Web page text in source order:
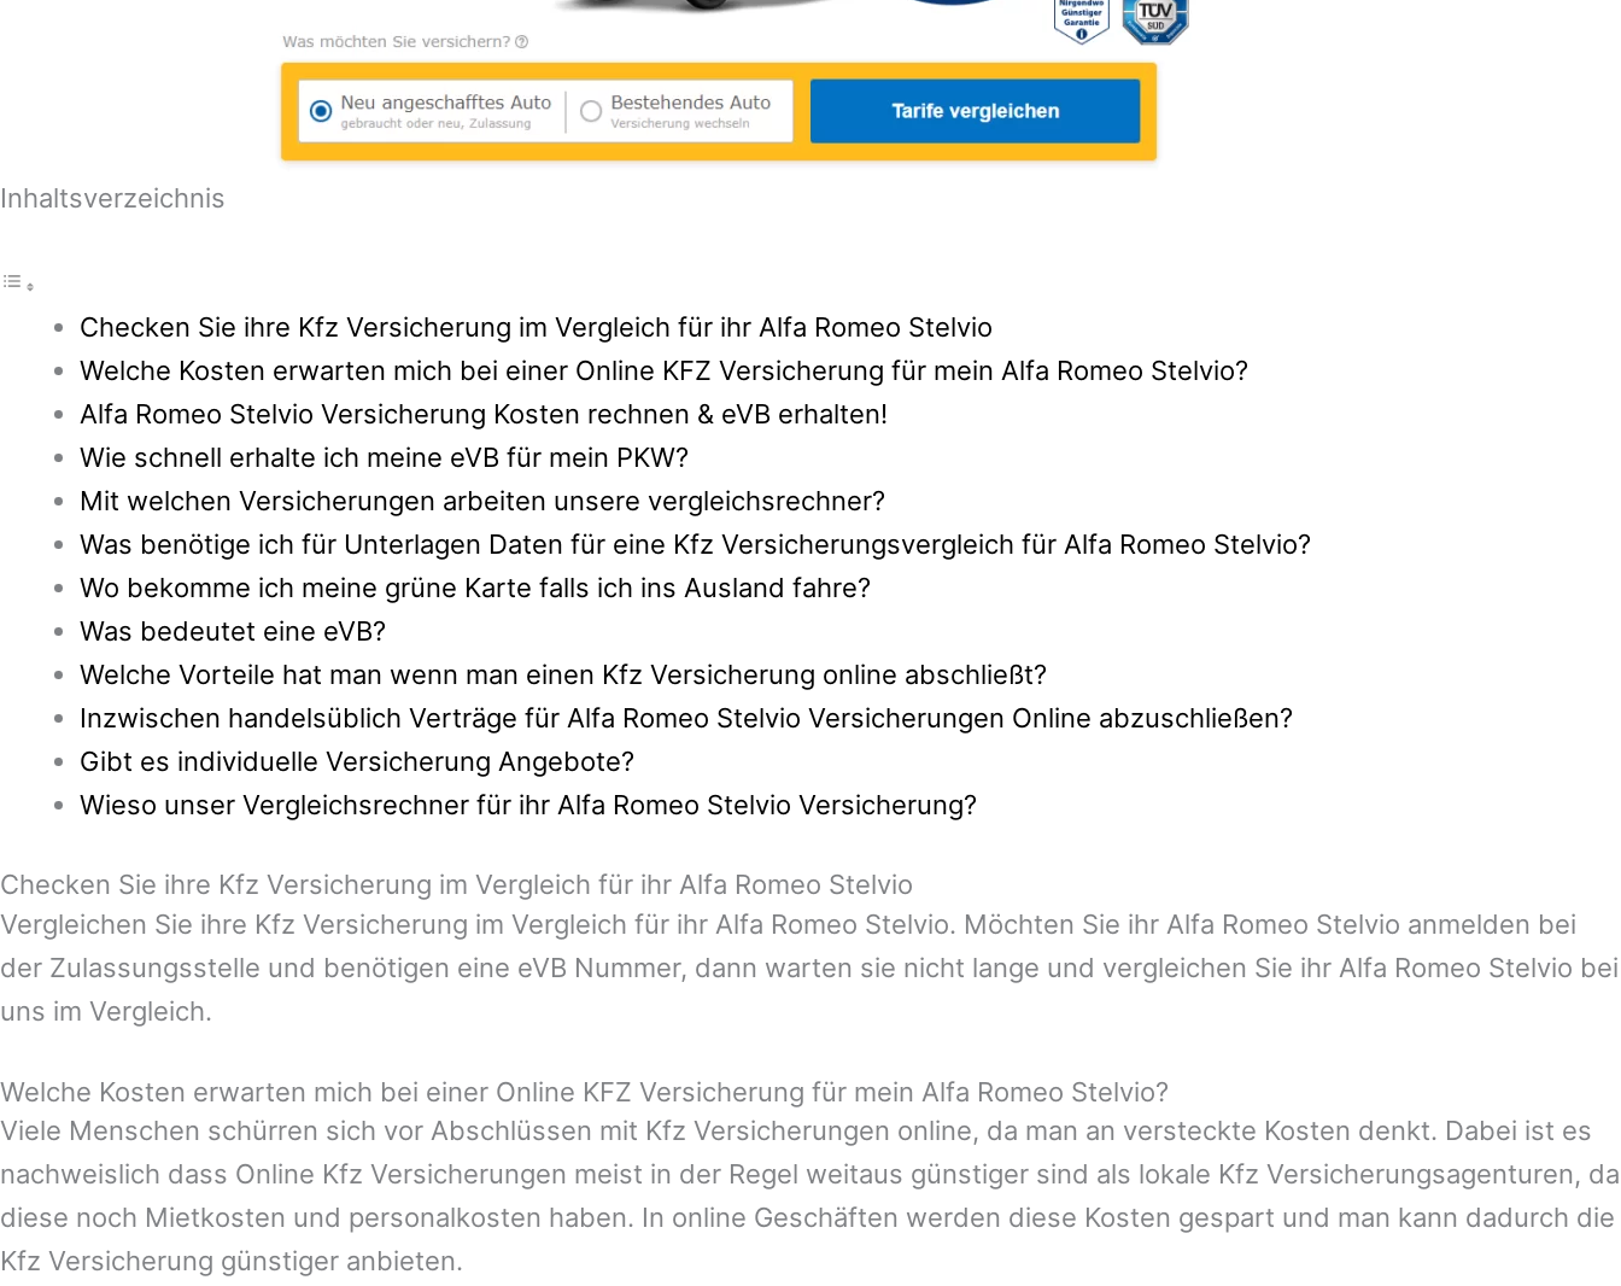
Inhaltsverzeichnis
Checken Sie ihre Kfz Versicherung im Vergleich für ihr Alfa Romeo Stelvio
Welche Kosten erwarten mich bei einer Online KFZ Versicherung für mein Alfa Romeo Stelvio?
Alfa Romeo Stelvio Versicherung Kosten rechnen & eVB erhalten!
Wie schnell erhalte ich meine eVB für mein PKW?
Mit welchen Versicherungen arbeiten unsere vergleichsrechner?
Was benötige ich für Unterlagen Daten für eine Kfz Versicherungsvergleich für Alfa Romeo Stelvio?
Wo bekomme ich meine grüne Karte falls ich ins Ausland fahre?
Was bedeutet eine eVB?
Welche Vorteile hat man wenn man einen Kfz Versicherung online abschließt?
Inzwischen handelsüblich Verträge für Alfa Romeo Stelvio Versicherungen Online abzuschließen?
Gibt es individuelle Versicherung Angebote?
Wieso unser Vergleichsrechner für ihr Alfa Romeo Stelvio Versicherung?
Checken Sie ihre Kfz Versicherung im Vergleich für ihr Alfa Romeo Stelvio
Vergleichen Sie ihre Kfz Versicherung im Vergleich für ihr Alfa Romeo Stelvio. Möchten Sie ihr Alfa Romeo Stelvio anmelden bei
der Zulassungsstelle und benötigen eine eVB Nummer, dann warten sie nicht lange und vergleichen Sie ihr Alfa Romeo Stelvio bei
uns im Vergleich.
Welche Kosten erwarten mich bei einer Online KFZ Versicherung für mein Alfa Romeo Stelvio?
Viele Menschen schürren sich vor Abschlüssen mit Kfz Versicherungen online, da man an versteckte Kosten denkt. Dabei ist es
nachweislich dass Online Kfz Versicherungen meist in der Regel weitaus günstiger sind als lokale Kfz Versicherungsagenturen, da
diese noch Mietkosten und personalkosten haben. In online Geschäften werden diese Kosten gespart und man kann dadurch die
Kfz Versicherung günstiger anbieten.